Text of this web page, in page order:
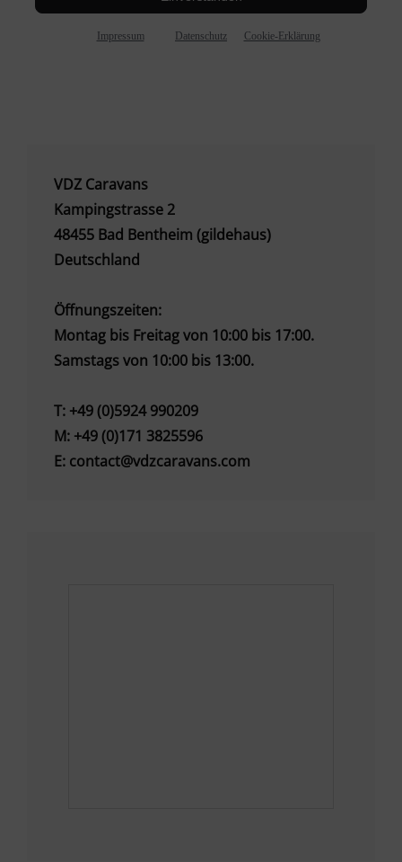
VDZ Caravans
Kampingstrasse 2
48455 Bad Bentheim (gildehaus)
Deutschland
Öffnungszeiten:
Montag bis Freitag von 10:00 bis 17:00.
Samstags von 10:00 bis 13:00.
T: +49 (0)5924 990209
M: +49 (0)171 3825596
E: contact@vdzcaravans.com